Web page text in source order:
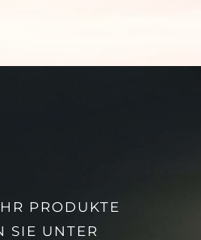
PRODUKTE
SIE UNTER